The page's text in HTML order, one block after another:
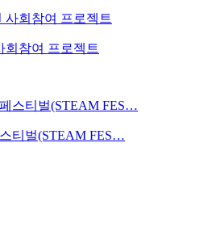
회참여 프로젝트
티벌(STEAM FES…